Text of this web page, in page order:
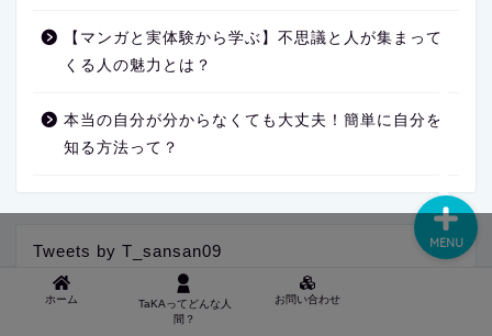
【マンガと実体験から学ぶ】不思議と人が集まって
くる人の魅力とは？
本当の自分が分からなくても大丈夫！簡単に自分を
知る方法って？
Tweets by T_sansan09
ホーム
TaKAってどんな人
間？
お問い合わせ
MENU
● TAKAってどんな人間？
■ お問い合わせ